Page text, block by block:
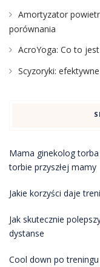
Amortyzator
porównania
AcroYoga: Co to
Scyzoryki:
Mama ginekolog
torbie przyszłej mamy
Jakie korzyści daje
Jak skutecznie
dystanse
Cool down po